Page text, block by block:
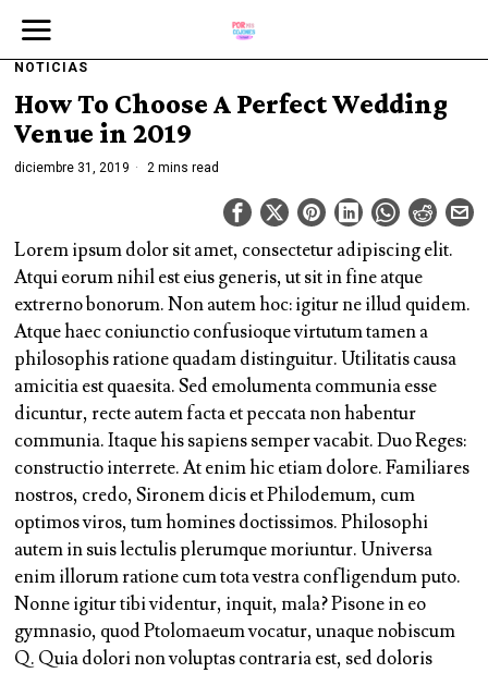
NOTICIAS
How To Choose A Perfect Wedding
Venue in 2019
diciembre 31, 2019 2 mins read
Lorem ipsum dolor sit amet, consectetur adipiscing elit.
Atqui eorum nihil est eius generis, ut sit in fine atque
extrerno bonorum. Non autem hoc: igitur ne illud quidem.
Atque haec coniunctio confusioque virtutum tamen a
philosophis ratione quadam distinguitur. Utilitatis causa
amicitia est quaesita. Sed emolumenta communia esse
dicuntur, recte autem facta et peccata non habentur
communia. Itaque his sapiens semper vacabit. Duo Reges:
constructio interrete. At enim hic etiam dolore. Familiares
nostros, credo, Sironem dicis et Philodemum, cum
optimos viros, tum homines doctissimos. Philosophi
autem in suis lectulis plerumque moriuntur. Universa
enim illorum ratione cum tota vestra confligendum puto.
Nonne igitur tibi videntur, inquit, mala? Pisone in eo
gymnasio, quod Ptolomaeum vocatur, unaque nobiscum
Q. Quia dolori non voluptas contraria est, sed doloris